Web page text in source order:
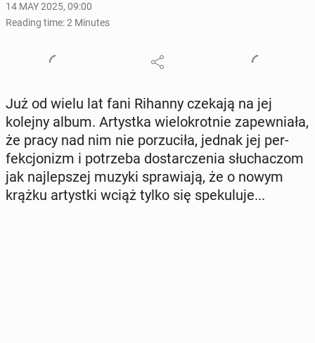
14 MAY 2025, 09:00
Reading time: 2 Minutes
Już od wielu lat fani Rihanny czekają na jej
kolejny album. Artys­t­ka wielokrot­nie za­pew­ni­ała,
że pracy nad nim nie porzu­ciła, jednak jej per­
fekcjonizm i potrze­ba dostar­czenia słuchac­zom
jak na­jlep­szej muzyki spraw­ia­ją, że o nowym
krążku artys­t­ki wciąż tylko się speku­lu­je...